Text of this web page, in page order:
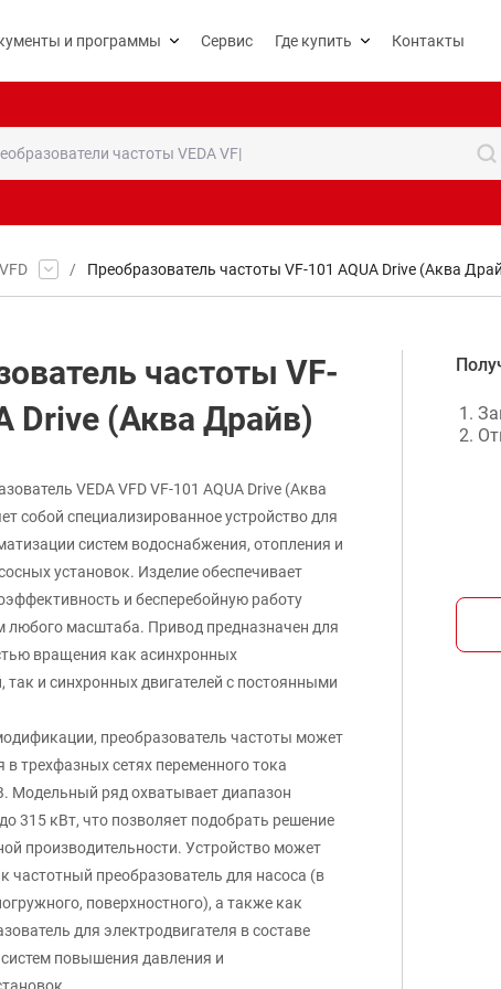
и программы Сервис Где купить Контакты
/ Преобразователь частоты VF-101 AQUA Drive (Аква
частоты VF-
Drive (Аква Драйв)
VEDA VFD VF-101 AQUA Drive (Аква
собой специализированное устройство для
систем водоснабжения, отопления и
установок. Изделие обеспечивает
и бесперебойную работу
любого масштаба. Привод предназначен для
вращения как асинхронных
так и синхронных двигателей с постоянными
преобразователь частоты может
в трехфазных сетях переменного тока
Модельный ряд охватывает диапазон
315 кВт, что позволяет подобрать решение
производительности. Устройство может
частотный преобразователь для насоса (в
поверхностного), а также как
для электродвигателя в составе
повышения давления и